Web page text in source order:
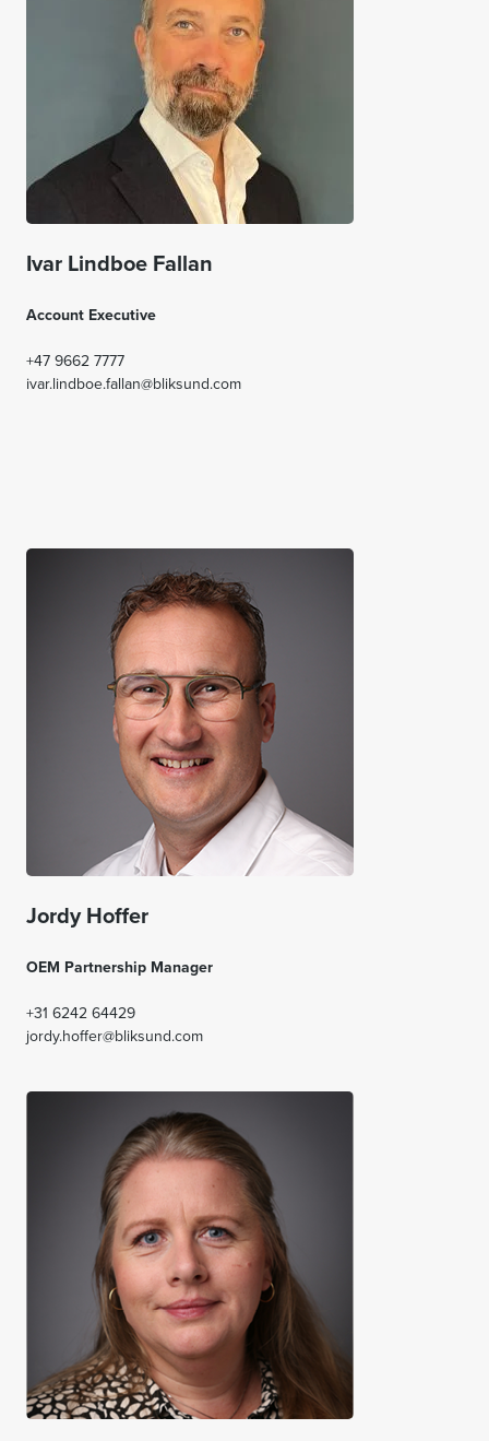
Ivar Lindboe Fallan
Account Executive
+47 9662 7777
ivar.lindboe.fallan@bliksund.com
Jordy Hoffer
OEM Partnership Manager
+31 6242 64429
jordy.hoffer@bliksund.com